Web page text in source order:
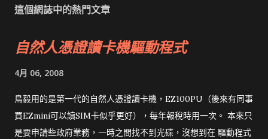
這個網誌中的熱門文章
自然人憑證讀卡機驅動程式
4月 06, 2008
鳥毅用的是第一代的自然人憑證讀卡機，EZ100PU（後來有同事
買EZmini可以讀SIM卡似乎更好），每年報稅時用一次。 本來只
是要申請些政府業務，一時之間找不到光碟，沒想到在 驅動程式